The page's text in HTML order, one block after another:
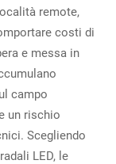
remote,
costi di
e messa in
campo
un rischio
Scegliendo
LED, le